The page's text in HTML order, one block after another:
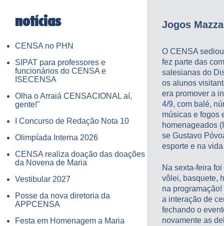
notícias
CENSA no PHN
SIPAT para professores e
funcionários do CENSA e
ISECENSA
Olha o Arraiá CENSACIONAL aí,
gente!"
I Concurso de Redação Nota 10
Olimpíada Interna 2026
CENSA realiza doação das doações
da Novena de Maria
Vestibular 2027
Posse da nova diretoria da
APPCENSA
Festa em Homenagem a Maria
Jogos
O CENSA
fez parte das
salesianas do
os alunos
era promover a
4/9, com balé,
músicas e fogos
homenageados
se Gustavo
esporte e na
Na sexta-feira
vôlei, basquete,
na
a interação de
fechando o
novamente as